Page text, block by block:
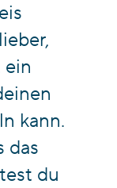
ein
kann.
das
du